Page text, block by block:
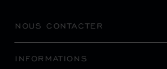
NOUS CONTACTER
INFORMATIONS